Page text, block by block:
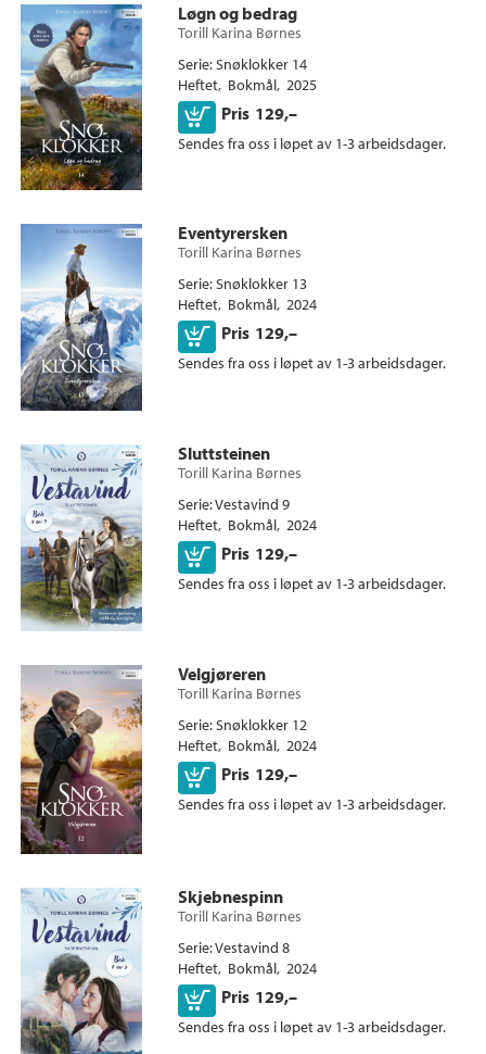
Løgn og bedrag
Torill Karina Børnes
Serie Snøklokker 14
Heftet Bokmål 2025
Pris 129,–
Kjøp
Sendes fra oss i løpet av 1-3 arbeidsdager.
Eventyrersken
Torill Karina Børnes
Serie Snøklokker 13
Heftet Bokmål 2024
Pris 129,–
Kjøp
Sendes fra oss i løpet av 1-3 arbeidsdager.
Sluttsteinen
Torill Karina Børnes
Serie Vestavind 9
Heftet Bokmål 2024
Pris 129,–
Kjøp
Sendes fra oss i løpet av 1-3 arbeidsdager.
Velgjøreren
Torill Karina Børnes
Serie Snøklokker 12
Heftet Bokmål 2024
Pris 129,–
Kjøp
Sendes fra oss i løpet av 1-3 arbeidsdager.
Skjebnespinn
Torill Karina Børnes
Serie Vestavind 8
Heftet Bokmål 2024
Pris 129,–
Kjøp
Sendes fra oss i løpet av 1-3 arbeidsdager.